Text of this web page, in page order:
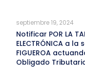
septiembre 19, 2024
Notificar POR LA
ELECTRÓNICA a la
FIGUEROA
Obligado Tributario